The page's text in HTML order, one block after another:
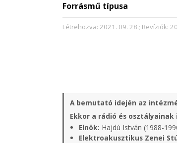
Forrásmű típusa
Létrehozva: 2021. 09. 28.; Revíziók:
A bemutató idején az
Ekkor a rádió és
Elnök: Hajdú István (1988-
Elektroakusztikus Zenei